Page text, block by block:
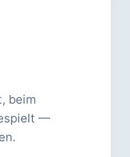
beim
—